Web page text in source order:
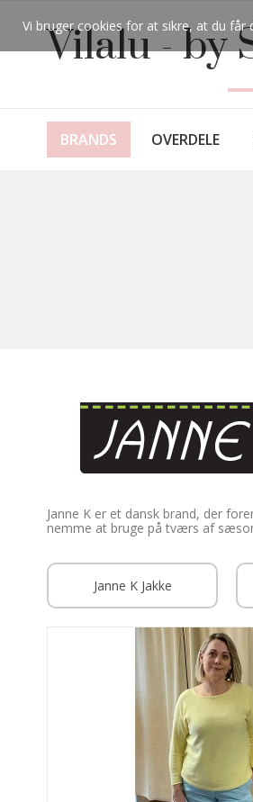
Vi bruger cookies for at sikre, at du får
Vilalu - by
BRANDS OVERDELE
Janne K er et dansk brand, der
nemme at bruge på tværs af
Janne K Jakke